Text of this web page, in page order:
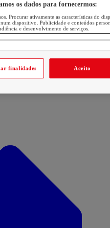
os dados para fornecermos:
Procurar ativamente as características do
dispositivo. Publicidade e conteúdos
e desenvolvimento de serviços.
finalidades Aceito